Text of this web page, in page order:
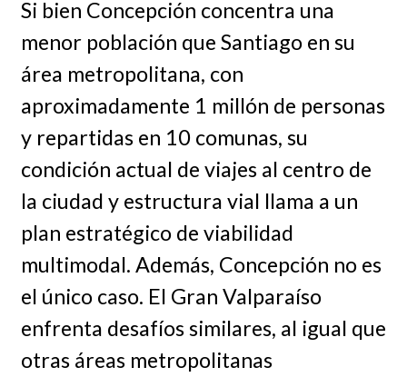
Si bien Concepción concentra una
menor población que Santiago en su
área metropolitana, con
aproximadamente 1 millón de personas
y repartidas en 10 comunas, su
condición actual de viajes al centro de
la ciudad y estructura vial llama a un
plan estratégico de viabilidad
multimodal. Además, Concepción no es
el único caso. El Gran Valparaíso
enfrenta desafíos similares, al igual que
otras áreas metropolitanas